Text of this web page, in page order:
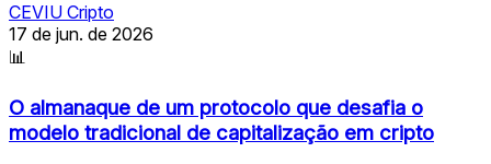
CEVIU Cripto
17 de jun. de 2026
📊
O almanaque de um protocolo que desafia o
modelo tradicional de capitalização em cripto